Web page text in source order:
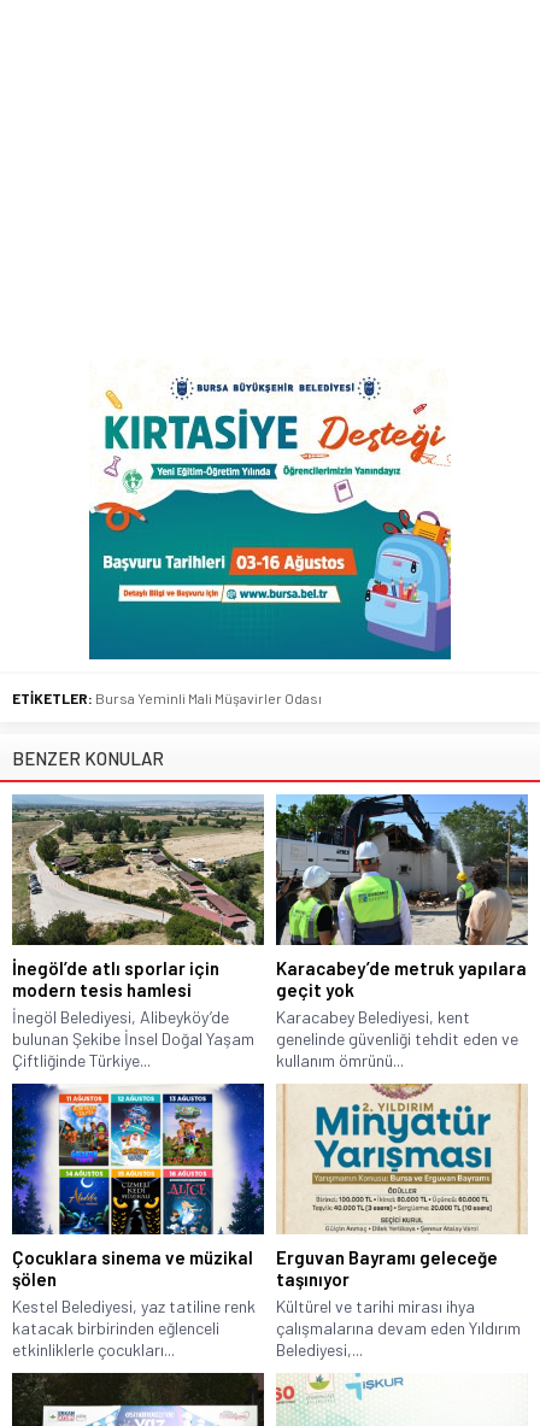
ETİKETLER: Bursa Yeminli Mali Müşavirler Odası
BENZER KONULAR
İnegöl’de atlı sporlar için
modern tesis hamlesi
İnegöl Belediyesi, Alibeyköy’de
bulunan Şekibe İnsel Doğal Yaşam
Çiftliğinde Türkiye...
Karacabey’de metruk yapılara
geçit yok
Karacabey Belediyesi, kent
genelinde güvenliği tehdit eden ve
kullanım ömrünü...
Çocuklara sinema ve müzikal
şölen
Kestel Belediyesi, yaz tatiline renk
katacak birbirinden eğlenceli
etkinliklerle çocukları...
Erguvan Bayramı geleceğe
taşınıyor
Kültürel ve tarihi mirası ihya
çalışmalarına devam eden Yıldırım
Belediyesi,...